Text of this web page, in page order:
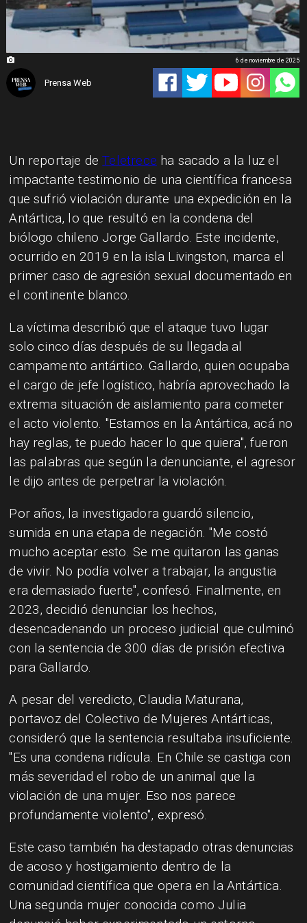
Prensa Web
6 de noviembre de 2025
Un reportaje deTeletrece ha sacado a la luz el
impactante testimonio de una científica francesa
que sufrió violación durante una expedición en la
Antártica, lo que resultó en la condena del
biólogo chileno Jorge Gallardo. Este incidente,
ocurrido en 2019 en la isla Livingston, marca el
primer caso de agresión sexual documentado en
el continente blanco.
La víctima describió que el ataque tuvo lugar
solo cinco días después de su llegada al
campamento antártico. Gallardo, quien ocupaba
el cargo de jefe logístico, habría aprovechado la
extrema situación de aislamiento para cometer
el acto violento. "Estamos en la Antártica, acá no
hay reglas, te puedo hacer lo que quiera", fueron
las palabras que según la denunciante, el agresor
le dijo antes de perpetrar la violación.
Por años, la investigadora guardó silencio,
sumida en una etapa de negación. "Me costó
mucho aceptar esto. Se me quitaron las ganas
de vivir. No podía volver a trabajar, la angustia
era demasiado fuerte", confesó. Finalmente, en
2023, decidió denunciar los hechos,
desencadenando un proceso judicial que culminó
con la sentencia de 300 días de prisión efectiva
para Gallardo.
A pesar del veredicto, Claudia Maturana,
portavoz del Colectivo de Mujeres Antárticas,
consideró que la sentencia resultaba insuficiente.
"Es una condena ridícula. En Chile se castiga con
más severidad el robo de un animal que la
violación de una mujer. Eso nos parece
profundamente violento", expresó.
Este caso también ha destapado otras denuncias
de acoso y hostigamiento dentro de la
comunidad científica que opera en la Antártica.
Una segunda mujer conocida como Julia